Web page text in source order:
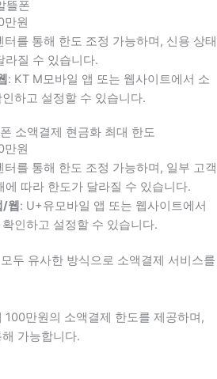
뜰폰
만원
터를 통해 한도 조정 가능하며, 신용 상태
라질 수 있습니다.
: KT M모바일 앱 또는 웹사이트에서 소
하고 설정할 수 있습니다.
소액결제 현금화 최대 한도
만원
터를 통해 한도 조정 가능하며, 일부 고객
에 따라 한도가 달라질 수 있습니다.
/웹 : U+유모바일 앱 또는 웹사이트에서
인하고 설정할 수 있습니다.
두 유사한 방식으로 소액결제 서비스를
만원의 소액결제 한도를 제공하며,
가능합니다.